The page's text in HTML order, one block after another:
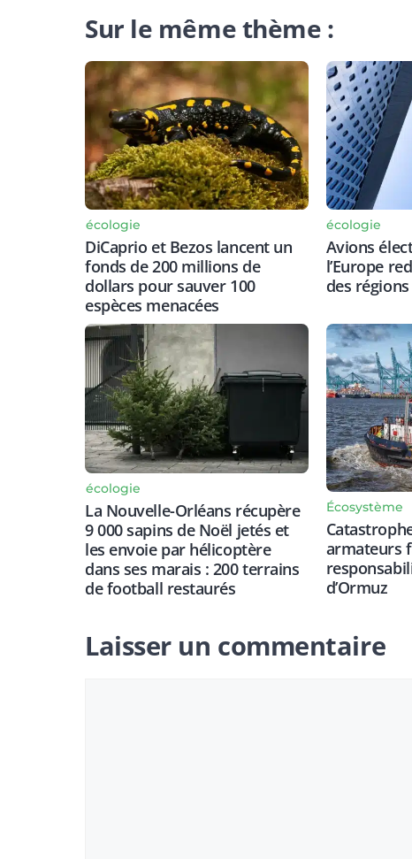
Sur le même thème :
écologie
DiCaprio et Bezos lancent un
fonds de 200 millions de
dollars pour sauver 100
espèces menacées
écologie
Avions
l’Europe
des
écologie
La Nouvelle-Orléans récupère
9 000 sapins de Noël jetés et
les envoie par hélicoptère
dans ses marais : 200 terrains
de football restaurés
Écosystème
armateurs
d’Ormuz
Laisser un commentaire